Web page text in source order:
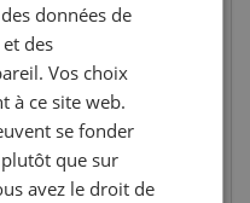
et ciboulette
PLUS
données de
des
Vos choix
à ce site web.
se fonder
que sur
avez le droit de